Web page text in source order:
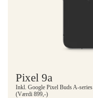
Pixel 9a
Inkl. Google Pixel Buds A-series
(Værdi 899,-)